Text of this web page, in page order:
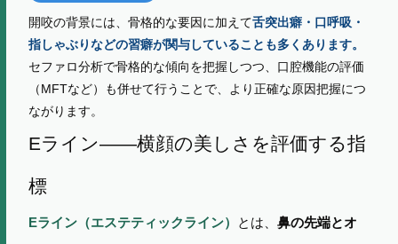
開咬の背景には、骨格的な要因に加えて舌突出癖・口呼吸・
指しゃぶりなどの習癖が関与していることも多くあります。
セファロ分析で骨格的な傾向を把握しつつ、口腔機能の評価
（MFTなど）も併せて行うことで、より正確な原因把握につ
ながります。
Eライン——横顔の美しさを評価する指
標
Eライン（エステティックライン） とは、 鼻の先端とオ